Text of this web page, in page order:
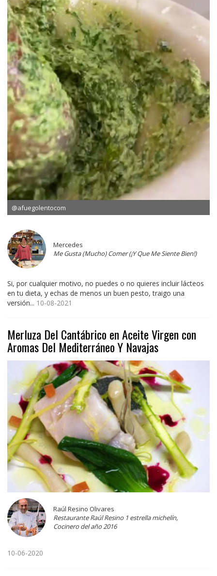
@afuegolentocom
Mercedes
Me Gusta (Mucho) Comer (¡Y Que Me Siente Bien!)
Si, por cualquier motivo, no puedes o no quieres incluir lácteos
en tu dieta, y echas de menos un buen pesto, traigo una
versión... 10-08-2021
Merluza Del Cantábrico en Aceite Virgen con
Aromas Del Mediterráneo Y Navajas
Raúl Resino Olivares
Restaurante Raúl Resino 1 estrella michelín,
Cocinero del año 2016
10-06-2020